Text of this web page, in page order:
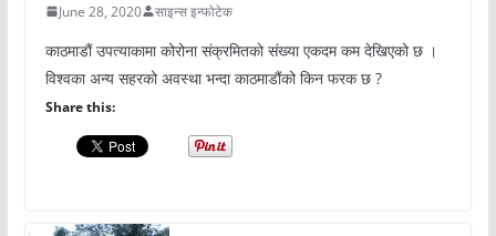
June 28, 2020 साइन्स इन्फोटेक
काठमाडौं उपत्याकामा कोरोना संक्रमितको संख्या एकदम कम देखिएको छ ।
विश्वका अन्य सहरको अवस्था भन्दा काठमाडौंको किन फरक छ ?
Share this: